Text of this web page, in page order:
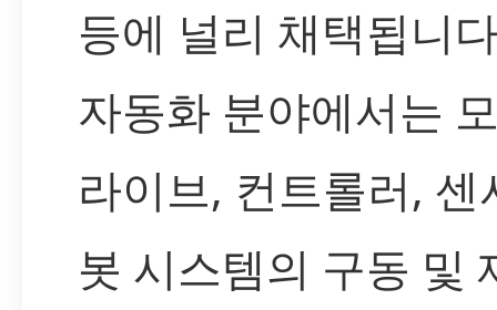
등에 널리 채택됩니
자동화 분야에서는
라이브, 컨트롤러, 센
봇 시스템의 구동 및